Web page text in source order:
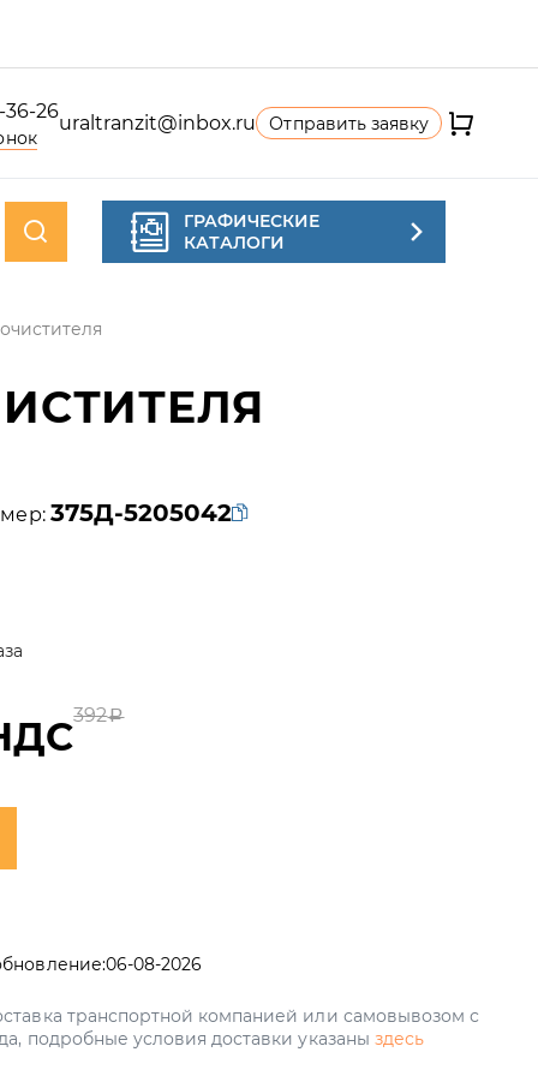
36-26
uraltranzit@inbox.ru Отправить заявку
ГРАФИЧЕСКИЕ
КАТАЛОГИ
375Д-5205042
392a
06-08-2026
транспортной компанией или самовывозом с
подробные условия доставки указаны здесь